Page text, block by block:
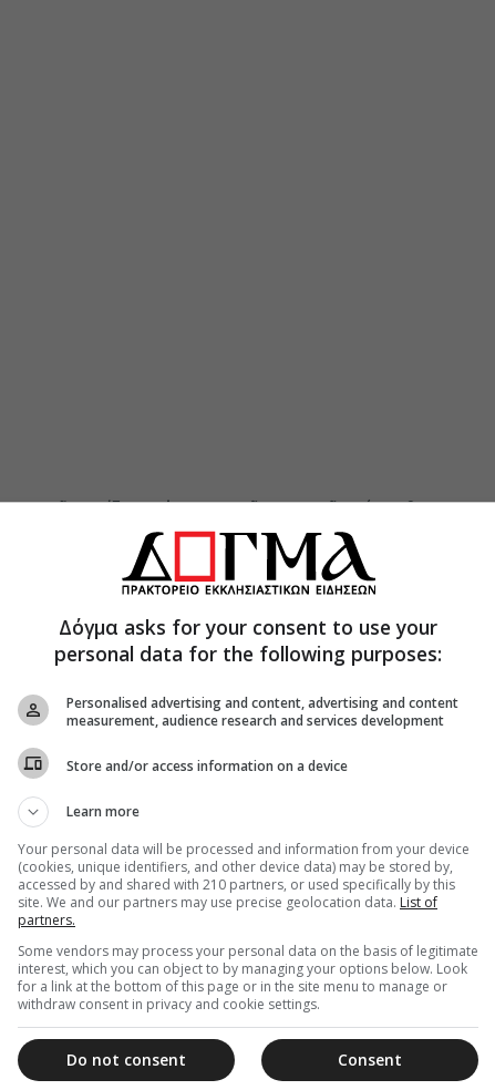
τοῦ«μείζονος ἐν γεννητοῖς γυναικῶν»(Ματθ.
εἰς τὴν ἐν Ὀρεινῇ Ἱερὰν Μονὴν τοῦ Τιμίου
προεξάρχοντος τοῦ ἀντιπροσώπου τῆς Α.Θ.Μ.
κ.κ. Θεοφίλου Σεβασμιωτάτου
συλλειτουργούντων αὐτῷ τοῦ
Ἀποστολῆς εἰς Ἱεροσόλυμα (MISSIA)
καί τοῦ Ἀρχιδιακόνου Μάρκου.
καί εἰς τὴν Ἱερὰν Μονὴν τοῦ Τιμίου Προδρόμου
Σεβασμιωτάτου Ἀρχιεπικόπου Πέλλης κ.
Ἁγιοταφιτῶν Ἱερομονάχων ὡς τοῦ
Ἀρχιμανδρίτου π. Ἰγνατίου, τοῦ Ρωσοφώνου
καὶ τοῦ Ἱεροδιακόνου π. Προδρόμου,
ἐν συμμετοχῇ μοναχῶν, μοναζουσῶν καὶ
ἐξ Ἱεροσολύμων καὶ μελῶν τοῦ Ἑλληνικοῦ
πρὸς προσκύνησιν ὁ Μακαριώτατος Πατὴρ
Θεόφιλος, συνοδευόμενος ὑπὸ τοῦ Γέροντος
Κωνσταντίνης κ. Ἀριστάρχου καὶ
καὶ τοὺς πιστούς.
νηστήσιμον τράπεζαν, τήν ὁποίαν
Δόγμα asks for your consent to use your
personal data for the following purposes:
Personalised advertising and content, advertising and content
measurement, audience research and services development
Store and/or access information on a device
Learn more
Your personal data will be processed and information from your device
(cookies, unique identifiers, and other device data) may be stored by,
accessed by and shared with 210 partners, or used specifically by this
site. We and our partners may use precise geolocation data. List of
partners.
Some vendors may process your personal data on the basis of legitimate
interest, which you can object to by managing your options below. Look
for a link at the bottom of this page or in the site menu to manage or
withdraw consent in privacy and cookie settings.
Consent
Do not consent